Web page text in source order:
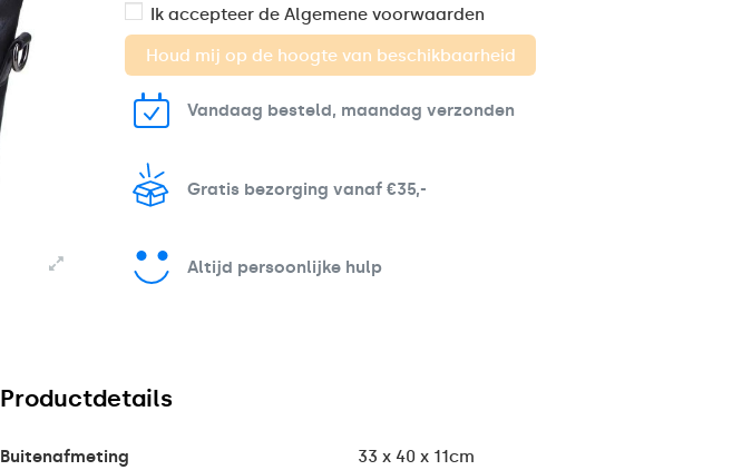
Ik accepteer deAlgemene voorwaarden
Vandaag besteld, maandag verzonden
Gratis bezorging vanaf €35,-
Altijd persoonlijke hulp
Productdetails
Buitenafmeting 33 x 40 x 11cm